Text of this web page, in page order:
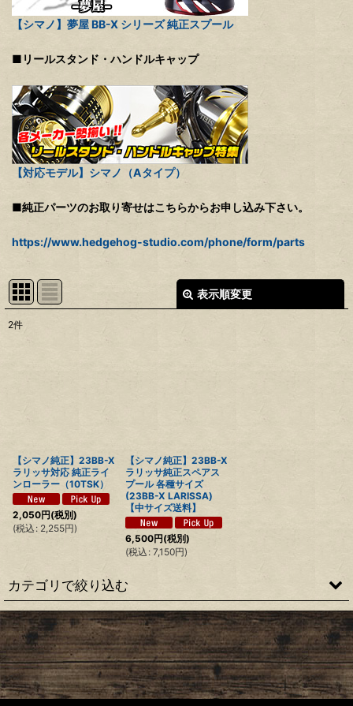
【シマノ】夢屋 BB-X シリーズ 純正スプール
■リールスタンド・ハンドルキャップ
【対応モデル】シマノ（Aタイプ）
■純正パーツのお取り寄せはこちらからお申し込み下さい。
https://www.hedgehog-studio.com/phone/form/parts
表示順変更
表示数
2件
【シマノ純正】23BB-X
ラリッサ対応 純正ライ
ンローラー（10TSK）
2,050円(税別)
(税込 : 2,255円)
【シマノ純正】23BB-X
ラリッサ純正スペアス
プール 各種サイズ
(23BB-X LARISSA)
【中サイズ送料】
6,500円(税別)
(税込 : 7,150円)
カテゴリで絞り込む
【シマノ】22ステラ［STELLA］対応 カスタムパーツ
【シマノ】18-19ステラ［STELLA］対応 カスタムパーツ
【シマノ】14ステラ［STELLA］対応 カスタムパーツ